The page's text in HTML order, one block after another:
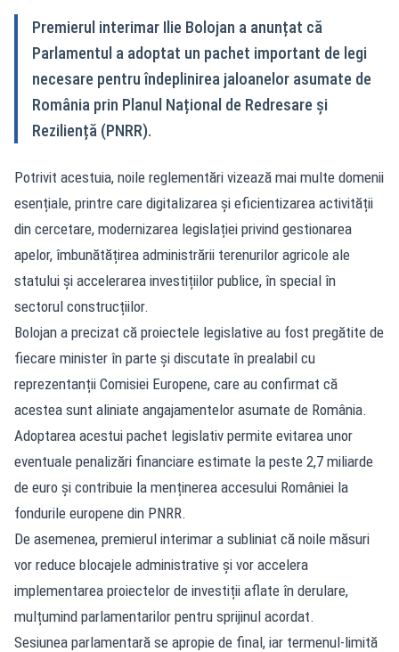
Premierul interimar Ilie Bolojan a anunțat că
Parlamentul a adoptat un pachet important de legi
necesare pentru îndeplinirea jaloanelor asumate de
România prin Planul Național de Redresare și
Reziliență (PNRR).
Potrivit acestuia, noile reglementări vizează mai multe domenii
esențiale, printre care digitalizarea și eficientizarea activității
din cercetare, modernizarea legislației privind gestionarea
apelor, îmbunătățirea administrării terenurilor agricole ale
statului și accelerarea investițiilor publice, în special în
sectorul construcțiilor.
Bolojan a precizat că proiectele legislative au fost pregătite de
fiecare minister în parte și discutate în prealabil cu
reprezentanții Comisiei Europene, care au confirmat că
acestea sunt aliniate angajamentelor asumate de România.
Adoptarea acestui pachet legislativ permite evitarea unor
eventuale penalizări financiare estimate la peste 2,7 miliarde
de euro și contribuie la menținerea accesului României la
fondurile europene din PNRR.
De asemenea, premierul interimar a subliniat că noile măsuri
vor reduce blocajele administrative și vor accelera
implementarea proiectelor de investiții aflate în derulare,
mulțumind parlamentarilor pentru sprijinul acordat.
Sesiunea parlamentară se apropie de final, iar termenul-limită